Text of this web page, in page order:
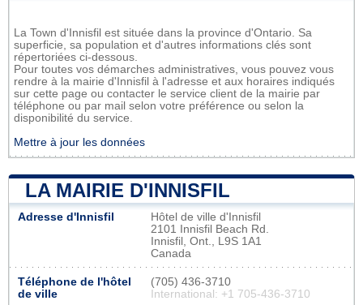
La Town d'Innisfil est située dans la province d'Ontario. Sa
superficie, sa population et d'autres informations clés sont
répertoriées ci-dessous.
Pour toutes vos démarches administratives, vous pouvez vous
rendre à la mairie d'Innisfil à l'adresse et aux horaires indiqués
sur cette page ou contacter le service client de la mairie par
téléphone ou par mail selon votre préférence ou selon la
disponibilité du service.
Mettre à jour les données
LA MAIRIE D'INNISFIL
Adresse d'Innisfil
Hôtel de ville d'Innisfil
2101 Innisfil Beach Rd.
Innisfil, Ont., L9S 1A1
Canada
Téléphone de l'hôtel
de ville
(705) 436-3710
International: +1 705-436-3710